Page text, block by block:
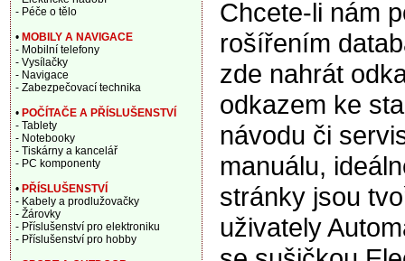
Chcete-li nám
rošířením
zde nahrát
odkazem ke
návodu či
manuálu,
stránky jsou
uživately
- Péče o tělo
• MOBILY A NAVIGACE
- Mobilní telefony
- Vysílačky
- Navigace
- Zabezpečovací technika
• POČÍTAČE A PŘÍSLUŠENSTVÍ
- Tablety
- Notebooky
- Tiskárny a kancelář
- PC komponenty
• PŘÍSLUŠENSTVÍ
- Kabely a prodlužovačky
- Žárovky
- Příslušenství pro elektroniku
- Příslušenství pro hobby